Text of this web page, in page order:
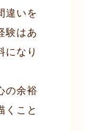
違いを
験はあ
になり
の余裕
くこと